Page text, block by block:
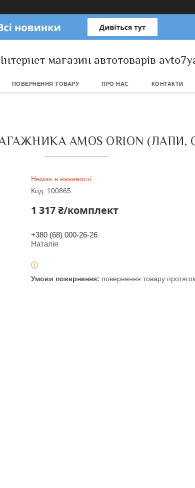
магазин автотоварів
ПОВЕРНЕННЯ ТОВАРУ ПРО НАС КОНТАКТИ
AMOS ORION (ЛАПИ,
Немає в наявності
Код: 100865
1 317 ₴/комплект
+380 (68) 000-26-26
Наталія
повернення товару